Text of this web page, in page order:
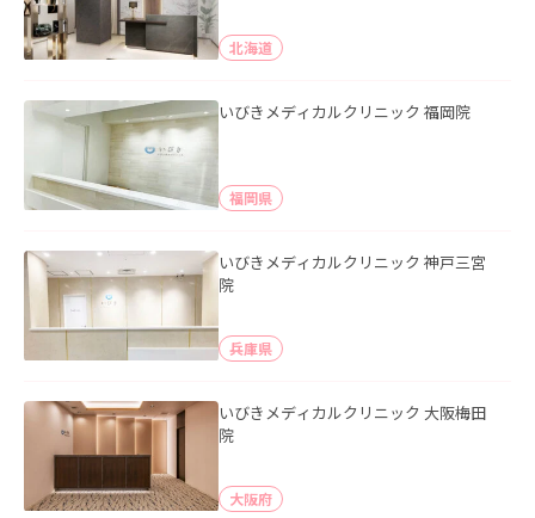
北海道
いびきメディカルクリニック 福岡院
福岡県
いびきメディカルクリニック 神戸三宮
院
兵庫県
いびきメディカルクリニック 大阪梅田
院
大阪府